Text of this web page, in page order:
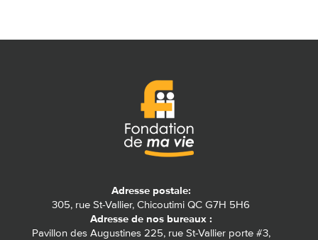
Adresse postale:
305, rue St-Vallier, Chicoutimi QC G7H 5H6
Adresse de nos bureaux :
Pavillon des Augustines 225, rue St-Vallier porte #3,